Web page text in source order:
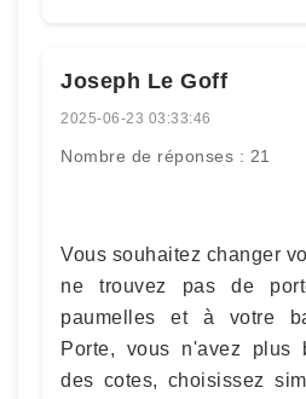
Joseph Le Goff
2025-06-23 03:33:46
Nombre de réponses : 21
Vous souhaitez changer
ne trouvez pas de
paumelles et à votre
Porte, vous n'avez plus
des cotes, choisissez